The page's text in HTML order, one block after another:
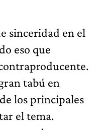
sinceridad en el
eso que
tabú en
los principales
el tema.